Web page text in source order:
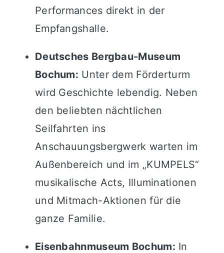
Performances direkt in der
Empfangshalle.
Deutsches Bergbau-Museum
Bochum: Unter dem Förderturm
wird Geschichte lebendig. Neben
den beliebten nächtlichen
Seilfahrten ins
Anschauungsbergwerk warten im
Außenbereich und im „KUMPELS“
musikalische Acts, Illuminationen
und Mitmach-Aktionen für die
ganze Familie.
Eisenbahnmuseum Bochum: In